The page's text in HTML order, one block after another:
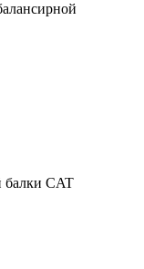
балки CAT